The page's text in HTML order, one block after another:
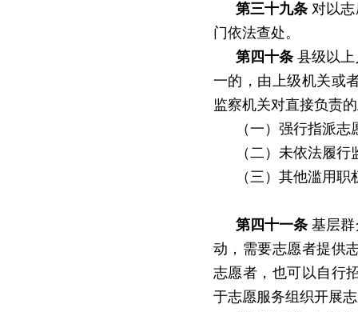
第三十九条 对以
门依法查处。
第四十条 县级以
一的，由上级机关或
监察机关对直接负责
（一）强行指派
（二）未依法履
（三）其他滥用
第四十一条 基层
动，需要志愿者提供
志愿者，也可以自行
于志愿服务组织开展